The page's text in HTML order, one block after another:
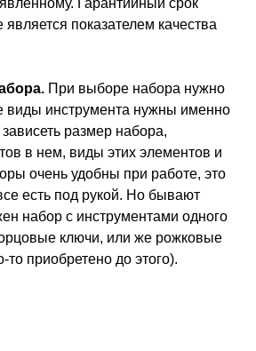
является показателем качества
При выборе набора нужно
виды инструмента нужны именно
размер набора,
в нем, виды этих элементов и
очень удобны при работе, это
есть под рукой. Но бывают
набор с инструментами одного
ключи, или же рожковые
то приобретено до этого).